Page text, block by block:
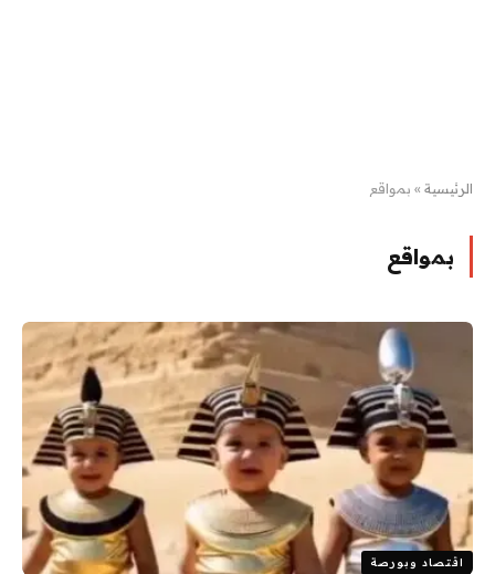
الرئيسية » بمواقع
بمواقع
اقتصاد وبورصة